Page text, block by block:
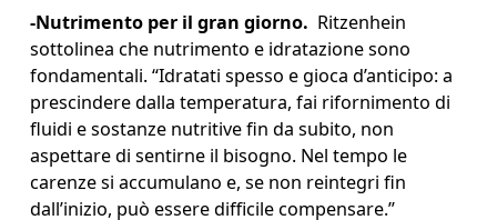
-Nutrimento per il gran giorno. Ritzenhein
sottolinea che nutrimento e idratazione sono
fondamentali. “Idratati spesso e gioca d’anticipo: a
prescindere dalla temperatura, fai rifornimento di
fluidi e sostanze nutritive fin da subito, non
aspettare di sentirne il bisogno. Nel tempo le
carenze si accumulano e, se non reintegri fin
dall’inizio, può essere difficile compensare.”